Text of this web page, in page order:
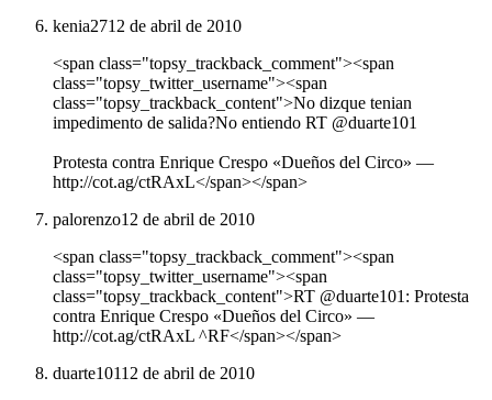
kenia2712 de abril de 2010
<span class="topsy_trackback_comment"><span
class="topsy_twitter_username"><span
class="topsy_trackback_content">No dizque tenian
impedimento de salida?No entiendo RT @duarte101
Protesta contra Enrique Crespo «Dueños del Circo» ―
http://cot.ag/ctRAxL</span></span>
palorenzo12 de abril de 2010
<span class="topsy_trackback_comment"><span
class="topsy_twitter_username"><span
class="topsy_trackback_content">RT @duarte101: Protesta
contra Enrique Crespo «Dueños del Circo» ―
http://cot.ag/ctRAxL ^RF</span></span>
duarte10112 de abril de 2010